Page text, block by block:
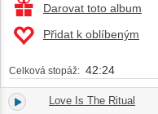
Darovat toto album
Přidat k oblíbeným
Celková stopáž: 42:24
1. Love Is The Ritual